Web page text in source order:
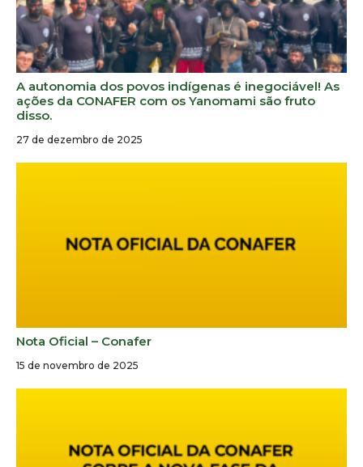
A autonomia dos povos indígenas é inegociável! As
ações da CONAFER com os Yanomami são fruto
disso.
27 de dezembro de 2025
Nota Oficial – Conafer
15 de novembro de 2025